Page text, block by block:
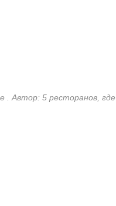
. Автор: 5 ресторанов, где